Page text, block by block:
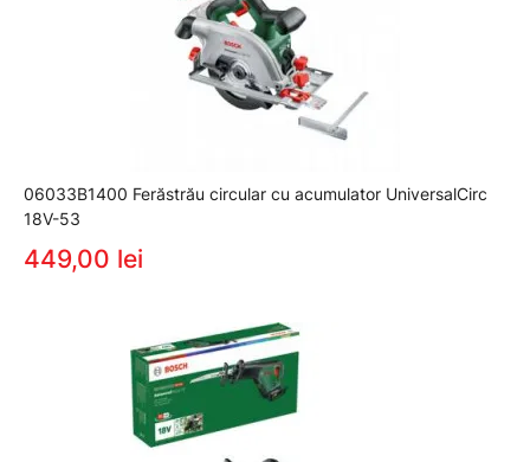
06033B1400 Ferăstrău circular cu acumulator UniversalCirc
18V-53
449,00 lei